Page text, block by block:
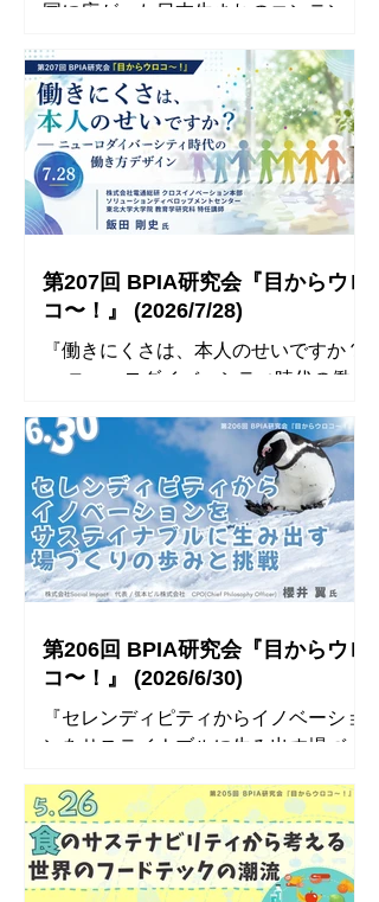
国に広がった日本生まれのコンテン
ポGOMI連盟 理事 スポGOMIファウン
ダー 馬見塚 健一 氏 ◾️ 開催概要◾️ タイ
トル 『ごみ拾いはスポーツだ！ 世
界約40か国に広がった日本生まれのコ
ンテンツ』 日時 2026年8月25日
（火） 18:00〜 アクセス可 18:15〜
20:00 研究会 講師 馬見塚 健一 (まみつ
か けんいち)氏 一般財団法人日本財団
スポGOMI連盟 理事 スポGOMIファウ
ンダー 申込方法 BPIA会員以外の方も
参加できます。 事前のお申込みが必要
です。 下記フォームまたはFacebook
い。 開催方法 Zoom ※参加表明をいた
だいた方には、後日、開催情報(URL
等)をお送りします 【Zoom開催にあた
っての注意事項】 ※ 表示名は「氏
名」にしてください。 受付時にお申
込者リストと照合するため、お名前が
わかる状態にしてください。 表示名
がリストと一致しない方は、ご退出い
ただく場合があります。 ※...
第207回 BPIA研究会『目からウロ
コ〜！』 (2026/7/28)
『働きにくさは、本人のせいですか？
― ニューロダイバーシティ時代の働き
研 クロスイノベーション本部 ソリュ
ーションディベロップメントセンター
東北大学大学院 教育学研究科 特任講
師 飯田 剛史 氏 ◾️ 開催概要◾️ タイトル
『働きにくさは、本人のせいですか？
― ニューロダイバーシティ時代の働
き方デザイン』 日時 2026年7月28日
（火） 18:00〜 アクセス可 18:15〜
20:00 研究会 講師 飯田 剛史 (いいだ つ
よし)氏 株式会社電通総研 クロスイノ
ベーション本部 ソリューションディベ
ロップメントセンター 東北大学大学院
会員以外の方も参加できます。 事前の
お申込みが必要です。 下記フォームま
たはFacebookイベントページよりお
申込みください。 開催方法 Zoom ※参
第206回 BPIA研究会『目からウロ
コ〜！』 (2026/6/30)
『セレンディピティからイノベーショ
ンをサステイナブルに生み出す場づく
Social Impact 代表 弦本ビル株式会
社 CPO (Chief Philosophy Officer) 櫻
井 翼 氏 ◾️ 開催概要◾️ タイトル 『セレ
ンディピティからイノベーションをサ